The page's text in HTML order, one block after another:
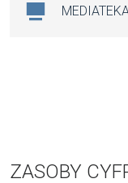
ZASOBY